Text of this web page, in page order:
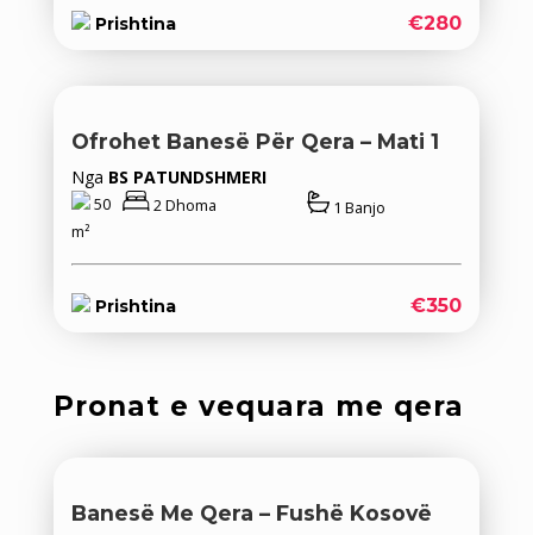
Prishtina €280
Ofrohet Banesë Për Qera – Mati 1
Nga BS PATUNDSHMERI
50
m²
2 Dhoma 1 Banjo
Prishtina €350
Pronat e vequara me qera
Banesë Me Qera – Fushë Kosovë